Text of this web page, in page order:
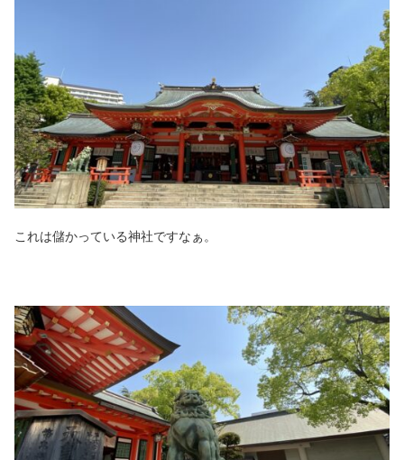
これは儲かっている神社ですなぁ。